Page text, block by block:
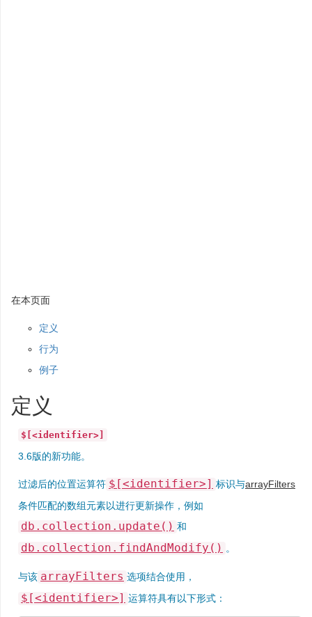
在本页面
定义
行为
例子
定义
$[<identifier>]
3.6版的新功能。
过滤后的位置运算符 $[<identifier>] 标识与arrayFilters
条件匹配的数组元素以进行更新操作，例如
db.collection.update() 和
db.collection.findAndModify() 。
与该 arrayFilters 选项结合使用，
$[<identifier>] 运算符具有以下形式：